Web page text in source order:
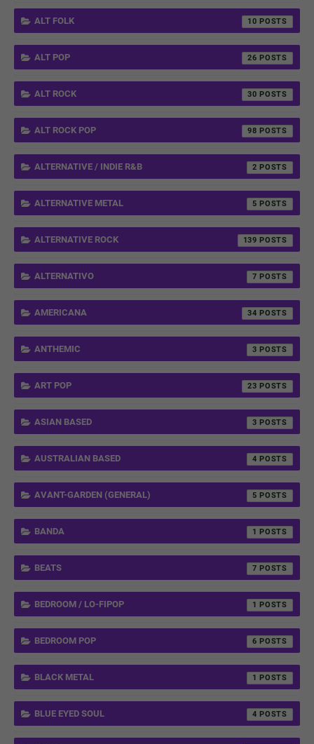
ALT FOLK 10
ALT POP 26
ALT ROCK 30
ALT ROCK POP 98
ALTERNATIVE / INDIE R&B 2
ALTERNATIVE METAL 5
ALTERNATIVE ROCK 139
ALTERNATIVO 7
AMERICANA 34
ANTHEMIC 3
ART POP 23
ASIAN BASED 3
AUSTRALIAN BASED 4
AVANT-GARDEN (GENERAL) 5
BANDA 1
BEATS 7
BEDROOM / LO-FIPOP 1
BEDROOM POP 6
BLACK METAL 1
BLUE EYED SOUL 4